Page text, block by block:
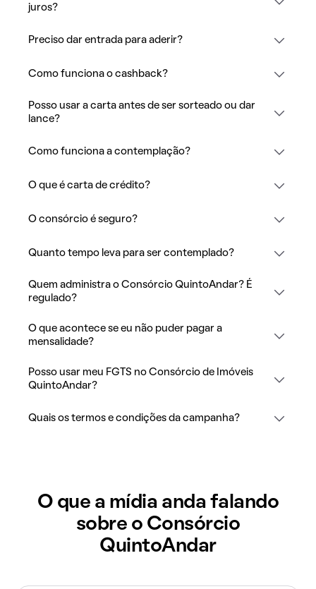
juros?
Preciso dar entrada para aderir?
Como funciona o cashback?
Posso usar a carta antes de ser sorteado ou dar
lance?
Como funciona a contemplação?
O que é carta de crédito?
O consórcio é seguro?
Quanto tempo leva para ser contemplado?
Quem administra o Consórcio QuintoAndar? É
regulado?
O que acontece se eu não puder pagar a
mensalidade?
Posso usar meu FGTS no Consórcio de Imóveis
QuintoAndar?
Quais os termos e condições da campanha?
O que a mídia anda falando
sobre o Consórcio
QuintoAndar